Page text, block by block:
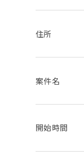
住所
案件名
開始時間